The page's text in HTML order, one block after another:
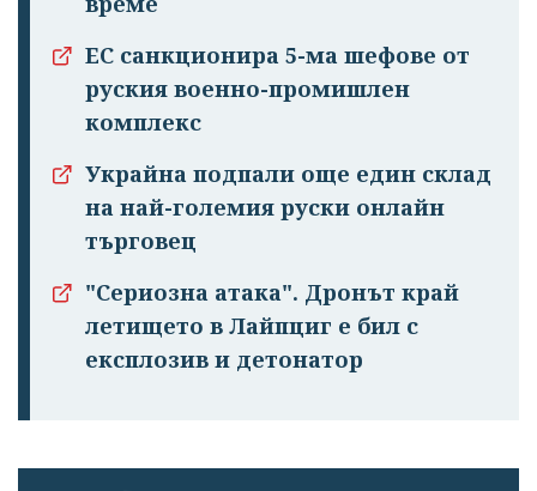
Успешно
излязохте от
профила си!
ЕС санкционира 5-ма шефове от
руския военно-промишлен
комплекс
Украйна подпали още един склад
на най-големия руски онлайн
търговец
"Сериозна атака". Дронът край
летището в Лайпциг е бил с
експлозив и детонатор